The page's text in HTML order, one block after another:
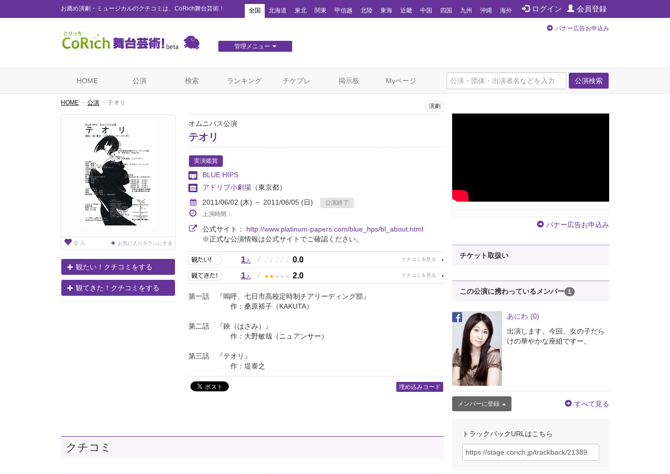
お薦め演劇・ミュージカルのクチコミは、CoRich舞台芸術！ ログイン 会員登録
全国 北海道 東北 関東 甲信越 北陸 東海 近畿 中国 四国 九州 沖縄 海外
管理メニュー
バナー広告お申込み
公演検索
HOME 公演 検索 ランキング チケプレ 掲示板 Myページ
HOME 公演 テオリ
0 人 お気に入りチラシにする
観たい！クチコミをする
観てきた！クチコミをする
演劇
オムニバス公演
テオリ
実演鑑賞
BLUE HIPS
アドリブ小劇場 （東京都）
2011/06/02 (木) ～ 2011/06/05 (日)
公演終了
上演時間：
公式サイト： http://www.platinum-papers.com/blue_hps/bl_about.html
※正式な公演情報は公式サイトでご確認ください。
1人 / ♪ ♪ ♪ ♪ ♪ 0.0
1人 / ★ ★ ★ ★ ★ 2.0
第一話 『嗚呼、七日市高校定時制チアリーディング部』
作：桑原裕子（KAKUTA）
第二話 『鋏（はさみ）』
作：大野敏哉（ニュアンサー）
第三話 『テオリ』
作：堤泰之
埋め込みコード
クチコミ
バナー広告お申込み
チケット取扱い
この公演に携わっているメンバー 1
あにわ (0)
出演します。今回、女の子だら
けの華やかな座組ですー。
メンバーに登録 すべて見る
トラックバックURLはこちら